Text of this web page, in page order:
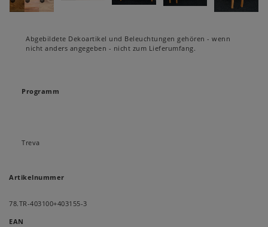
Abgebildete Dekoartikel und Beleuchtungen gehören - wenn
nicht anders angegeben - nicht zum Lieferumfang.
Programm
Treva
Artikelnummer
78.TR-403100+403155-3
EAN